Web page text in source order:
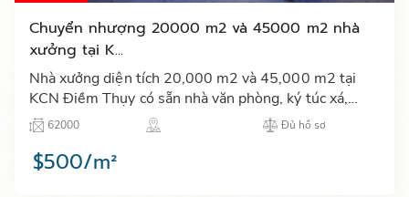
Chuyển nhượng 20000 m2 và 45000 m2 nhà
xưởng tại K...
Nhà xưởng diện tích 20,000 m2 và 45,000 m2 tại
KCN Điềm Thụy có sẵn nhà văn phòng, ký túc xá,
căng tin, nhà bảo vệ, hệ thống PCCC và trạm điện
phân khúc cao cấp…
62000 Đủ hồ sơ
$500/m²